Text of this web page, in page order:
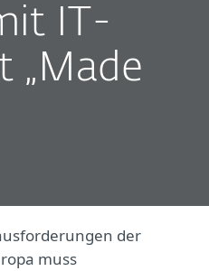
IT-
„Made
der
muss